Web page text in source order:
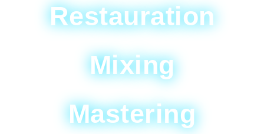
Restauration
Mixing
Mastering